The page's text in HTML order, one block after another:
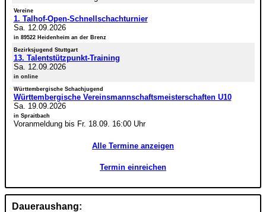
Vereine
1. Talhof-Open-Schnellschachturnier
Sa. 12.09.2026
in 89522 Heidenheim an der Brenz
Bezirksjugend Stuttgart
13. Talentstützpunkt-Training
Sa. 12.09.2026
in online
Württembergische Schachjugend
Württembergische Vereinsmannschaftsmeisterschaften U10
Sa. 19.09.2026
in Spraitbach
Voranmeldung bis Fr. 18.09. 16:00 Uhr
Alle Termine anzeigen
Termin einreichen
Daueraushang: